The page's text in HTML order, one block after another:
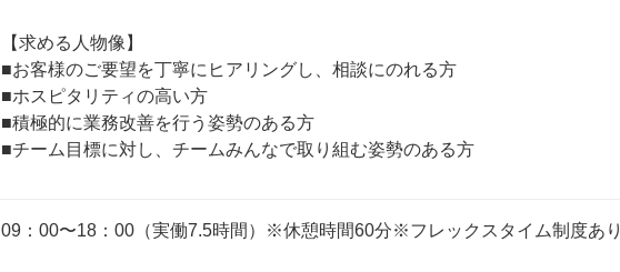
【求める人物像】
■お客様のご要望を丁寧にヒアリングし、相談にのれる方
■ホスピタリティの高い方
■積極的に業務改善を行う姿勢のある方
09：00〜18：00（実働7.5時間）※休憩時間60分※フレックスタイム制度あり